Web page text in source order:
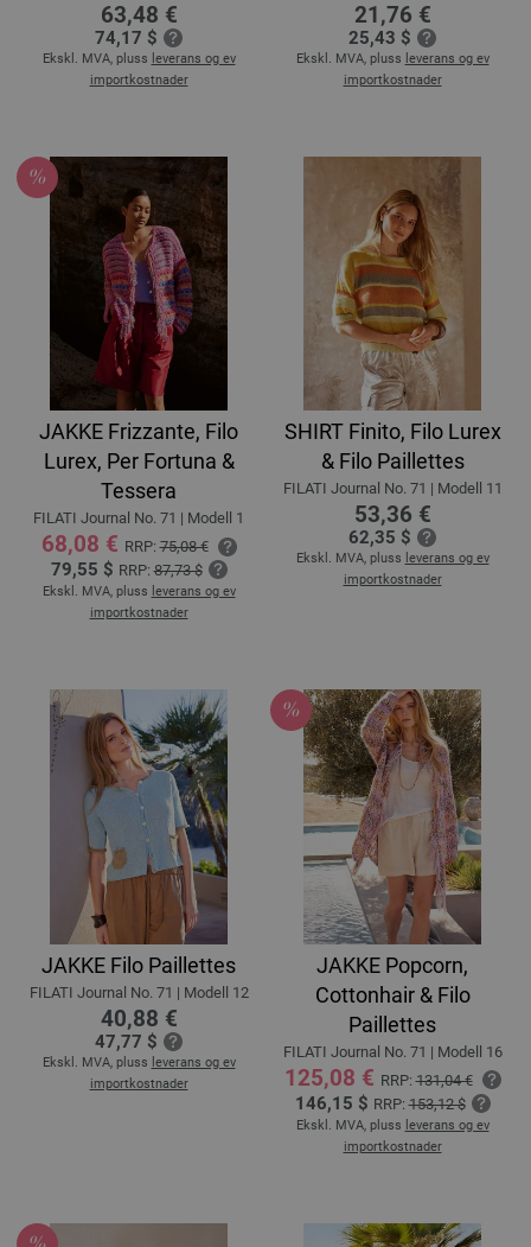
63,48 €
74,17 $
Ekskl. MVA, pluss leverans og ev
importkostnader
21,76 €
25,43 $
Ekskl. MVA, pluss leverans og ev
importkostnader
JAKKE Frizzante, Filo
Lurex, Per Fortuna &
Tessera
FILATI Journal No. 71 | Modell 1
68,08 € RRP:75,08 €
79,55 $ RRP:87,73 $
Ekskl. MVA, pluss leverans og ev
importkostnader
SHIRT Finito, Filo Lurex
& Filo Paillettes
FILATI Journal No. 71 | Modell 11
53,36 €
62,35 $
Ekskl. MVA, pluss leverans og ev
importkostnader
JAKKE Filo Paillettes
FILATI Journal No. 71 | Modell 12
40,88 €
47,77 $
Ekskl. MVA, pluss leverans og ev
importkostnader
JAKKE Popcorn,
Cottonhair & Filo
Paillettes
FILATI Journal No. 71 | Modell 16
125,08 € RRP:131,04 €
146,15 $ RRP:153,12 $
Ekskl. MVA, pluss leverans og ev
importkostnader